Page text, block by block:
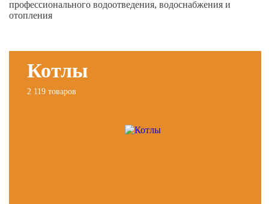
профессионального водоотведения, водоснабжения и
отопления
Котлы
2 119 товаров